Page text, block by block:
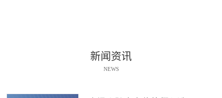
新闻资讯
NEWS